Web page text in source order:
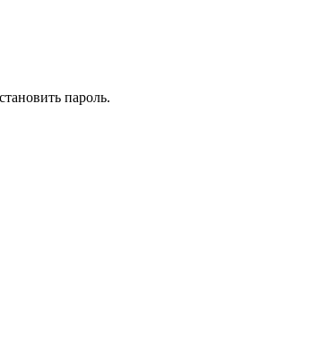
пароль.